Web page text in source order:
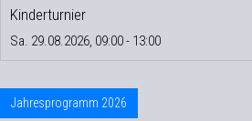
Kinderturnier
Sa. 29.08.2026, 09:00 - 13:00
Jahresprogramm 2026